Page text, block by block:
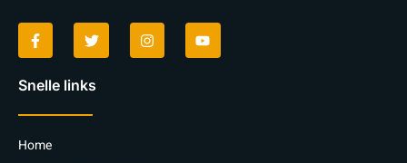
Snelle links
Home